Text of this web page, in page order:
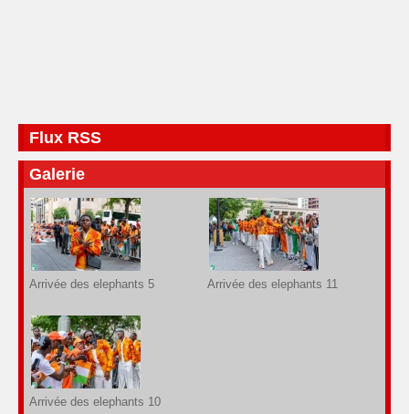
Flux RSS
Galerie
Arrivée des elephants 5 Arrivée des elephants 11
Arrivée des elephants 10